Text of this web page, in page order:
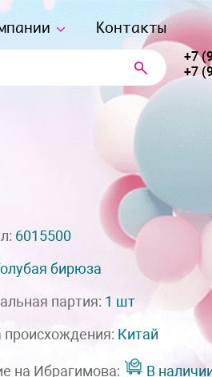
Контакты
+7
+7
6015500
бирюза
партия: 1 шт
происхождения: Китай
на Ибрагимова: В